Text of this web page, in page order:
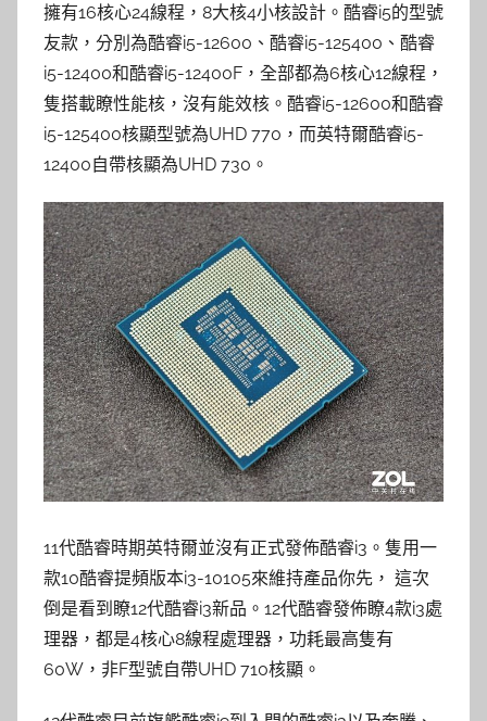
擁有16核心24線程，8大核4小核設計。酷睿i5的型號
友款，分別為酷睿i5-12600、酷睿i5-125400、酷睿
i5-12400和酷睿i5-12400F，全部都為6核心12線程，
隻搭載瞭性能核，沒有能效核。酷睿i5-12600和酷睿
i5-125400核顯型號為UHD 770，而英特爾酷睿i5-
12400自帶核顯為UHD 730。
11代酷睿時期英特爾並沒有正式發佈酷睿i3。隻用一
款10酷睿提頻版本i3-10105來維持產品你先， 這次
倒是看到瞭12代酷睿i3新品。12代酷睿發佈瞭4款i3處
理器，都是4核心8線程處理器，功耗最高隻有
60W，非F型號自帶UHD 710核顯。